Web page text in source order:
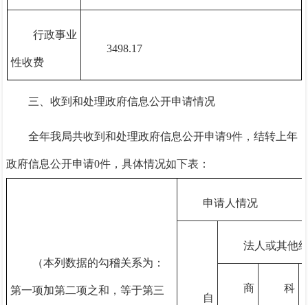
行政事业
性收费
3498.17
三、收到和处理政府信息公开申请情况
全年我局共收到和处理政府信息公开申请9件，结转上年
政府信息公开申请0件，具体情况如下表：
（本列数据的勾稽关系为：
第一项加第二项之和，等于第三
申请人情况
自
法人或其他
商 科